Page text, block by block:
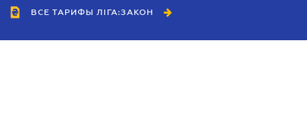
ВСЕ ТАРИФЫ ЛІГА:ЗАКОН